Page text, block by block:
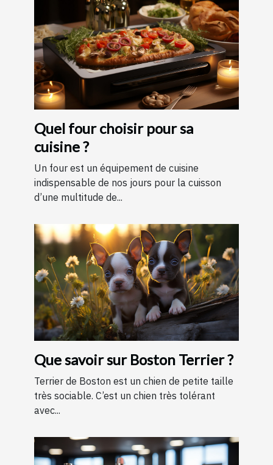
Quel four choisir pour sa
cuisine ?
Un four est un équipement de cuisine
indispensable de nos jours pour la cuisson
d’une multitude de...
Que savoir sur Boston Terrier ?
Terrier de Boston est un chien de petite taille
très sociable. C’est un chien très tolérant
avec...